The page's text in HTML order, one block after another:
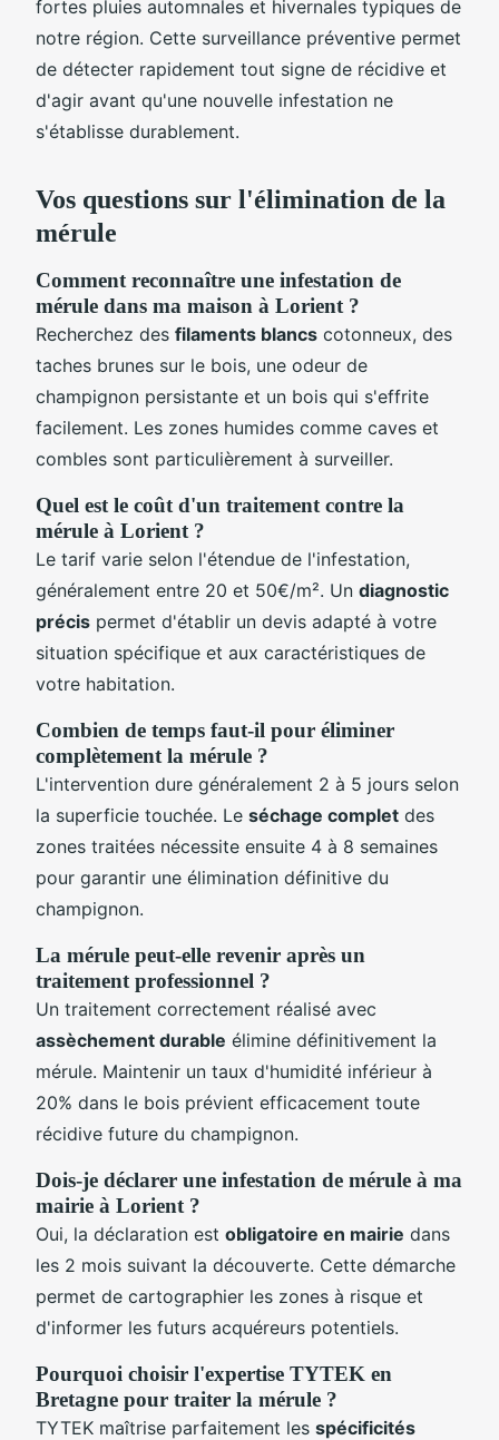
fortes pluies automnales et hivernales typiques de
notre région. Cette surveillance préventive permet
de détecter rapidement tout signe de récidive et
d'agir avant qu'une nouvelle infestation ne
s'établisse durablement.
Vos questions sur l'élimination de la
mérule
Comment reconnaître une infestation de
mérule dans ma maison à Lorient ?
Recherchez des filaments blancs cotonneux, des
taches brunes sur le bois, une odeur de
champignon persistante et un bois qui s'effrite
facilement. Les zones humides comme caves et
combles sont particulièrement à surveiller.
Quel est le coût d'un traitement contre la
mérule à Lorient ?
Le tarif varie selon l'étendue de l'infestation,
généralement entre 20 et 50€/m². Un diagnostic
précis permet d'établir un devis adapté à votre
situation spécifique et aux caractéristiques de
votre habitation.
Combien de temps faut-il pour éliminer
complètement la mérule ?
L'intervention dure généralement 2 à 5 jours selon
la superficie touchée. Le séchage complet des
zones traitées nécessite ensuite 4 à 8 semaines
pour garantir une élimination définitive du
champignon.
La mérule peut-elle revenir après un
traitement professionnel ?
Un traitement correctement réalisé avec
assèchement durable élimine définitivement la
mérule. Maintenir un taux d'humidité inférieur à
20% dans le bois prévient efficacement toute
récidive future du champignon.
Dois-je déclarer une infestation de mérule à ma
mairie à Lorient ?
Oui, la déclaration est obligatoire en mairie dans
les 2 mois suivant la découverte. Cette démarche
permet de cartographier les zones à risque et
d'informer les futurs acquéreurs potentiels.
Pourquoi choisir l'expertise TYTEK en
Bretagne pour traiter la mérule ?
TYTEK maîtrise parfaitement les spécificités